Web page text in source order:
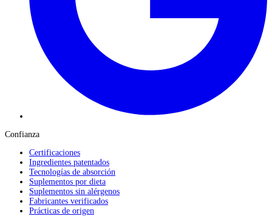
Confianza
Certificaciones
Ingredientes patentados
Tecnologías de absorción
Suplementos por dieta
Suplementos sin alérgenos
Fabricantes verificados
Prácticas de origen